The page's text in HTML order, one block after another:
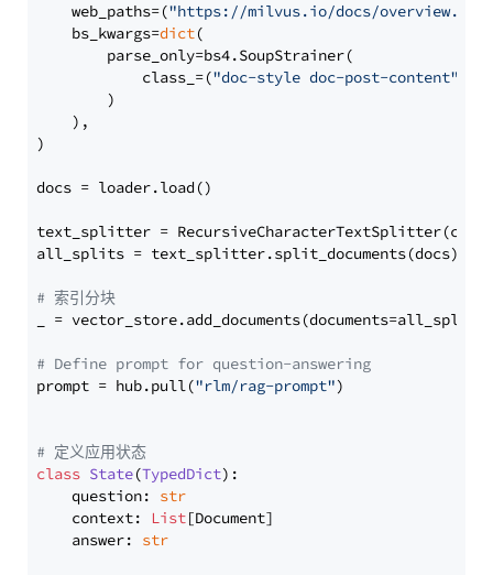
    web_paths=(
"https://milvus.io/docs/overview.md"
    bs_kwargs=
dict(
        parse_only=bs4.SoupStrainer(
            class_=(
"doc-style doc-post-content"
        )
    ),
)
docs = loader.load()
text_splitter =
all_splits = text_splitter.split_documents(docs)
# 索引分块
_ = vector_store.add_documents(documents=all_splits)
# Define prompt for question-answering
prompt = hub.pull("rlm/rag-prompt")
# 定义应用状态
class State(TypedDict):
    question:
str
    context:
List[Document]
    answer:
str